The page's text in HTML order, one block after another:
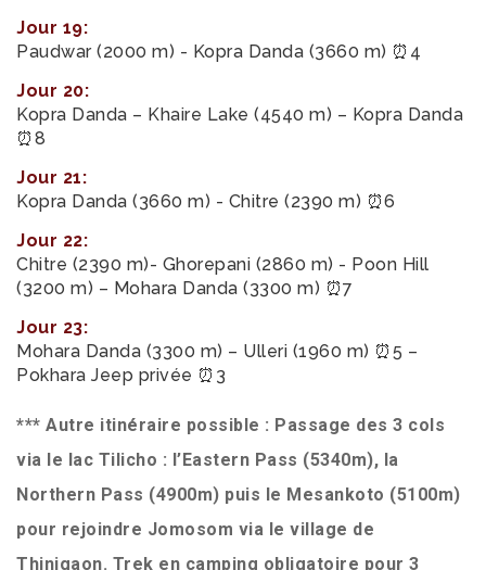
Jour 19:
Paudwar (2000 m) - Kopra Danda (3660 m) ⏰4
Jour 20:
Kopra Danda – Khaire Lake (4540 m) – Kopra Danda
⏰8
Jour 21:
Kopra Danda (3660 m) - Chitre (2390 m) ⏰6
Jour 22:
Chitre (2390 m)- Ghorepani (2860 m) - Poon Hill
(3200 m) – Mohara Danda (3300 m) ⏰7
Jour 23:
Mohara Danda (3300 m) – Ulleri (1960 m) ⏰5 –
Pokhara Jeep privée ⏰3
*** Autre itinéraire possible : Passage des 3 cols
via le lac Tilicho : l’Eastern Pass (5340m), la
Northern Pass (4900m) puis le Mesankoto (5100m)
pour rejoindre Jomosom via le village de
Thinigaon. Trek en camping obligatoire pour 3